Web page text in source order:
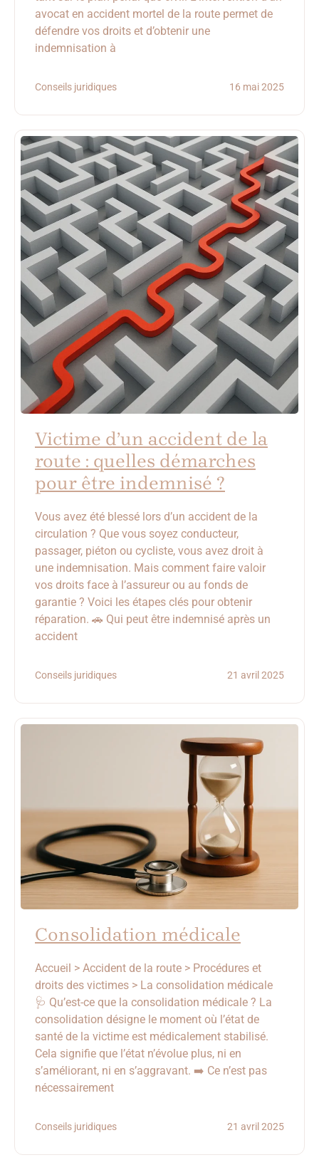
avocat en accident mortel de la route permet de
défendre vos droits et d’obtenir une
indemnisation à
Conseils juridiques 16 mai 2025
Victime d’un accident de la
route : quelles démarches
pour être indemnisé ?
Vous avez été blessé lors d’un accident de la
circulation ? Que vous soyez conducteur,
passager, piéton ou cycliste, vous avez droit à
une indemnisation. Mais comment faire valoir
vos droits face à l’assureur ou au fonds de
garantie ? Voici les étapes clés pour obtenir
réparation. 🚗 Qui peut être indemnisé après un
accident
Conseils juridiques 21 avril 2025
Consolidation médicale
Accueil > Accident de la route > Procédures et
droits des victimes > La consolidation médicale
🩺 Qu’est-ce que la consolidation médicale ? La
consolidation désigne le moment où l’état de
santé de la victime est médicalement stabilisé.
Cela signifie que l’état n’évolue plus, ni en
s’améliorant, ni en s’aggravant. ➡️ Ce n’est pas
nécessairement
Conseils juridiques 21 avril 2025